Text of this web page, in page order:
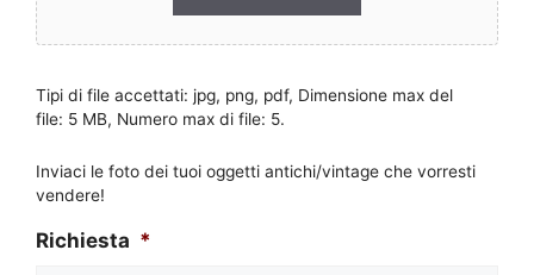
Tipi di file accettati: jpg, png, pdf, Dimensione max del
file: 5 MB, Numero max di file: 5.
Inviaci le foto dei tuoi oggetti antichi/vintage che vorresti
vendere!
Richiesta *